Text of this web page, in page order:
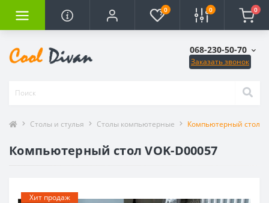
0 0 0
068-230-50-70
Заказать звонок
Столы и стулья Столы компьютерные Компьютерный стол
Компьютерный стол VOK-D00057
Хит продаж